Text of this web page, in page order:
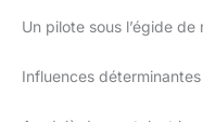
Un pilote sous l’égide
Influences déterminantes